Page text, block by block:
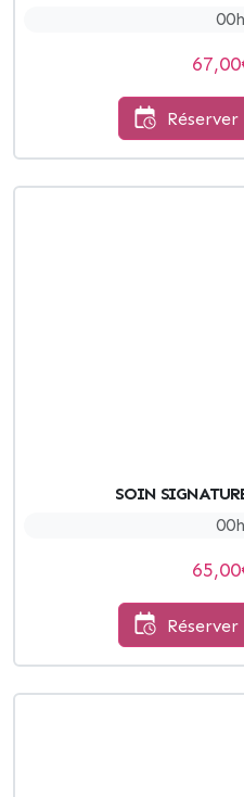
67,00
Réserver
SOIN
65,00
Réserver